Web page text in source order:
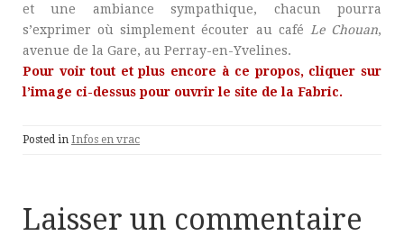
et une ambiance sympathique, chacun pourra
s’exprimer où simplement écouter au café
Le Chouan,
avenue de la Gare, au Perray-en-Yvelines.
Pour voir tout et plus encore à ce propos, cliquer sur
l’image ci-dessus pour ouvrir le site de la Fabric.
Posted in Infos en vrac
Laisser un commentaire